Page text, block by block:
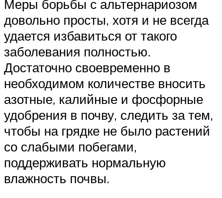
Меры борьбы с альтернариозом
довольно просты, хотя и не всегда
удается избавиться от такого
заболевания полностью.
Достаточно своевременно в
необходимом количестве вносить
азотные, калийные и фосфорные
удобрения в почву, следить за тем,
чтобы на грядке не было растений
со слабыми побегами,
поддерживать нормальную
влажность почвы.